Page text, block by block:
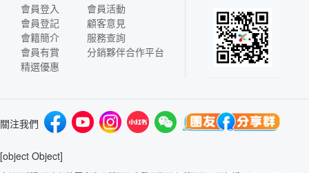
會員登入
會員登記
會籍簡介
會員有賞
精選優惠
會員活動
顧客意見
服務查詢
分銷夥伴合作平台
關注我們
[object Object]